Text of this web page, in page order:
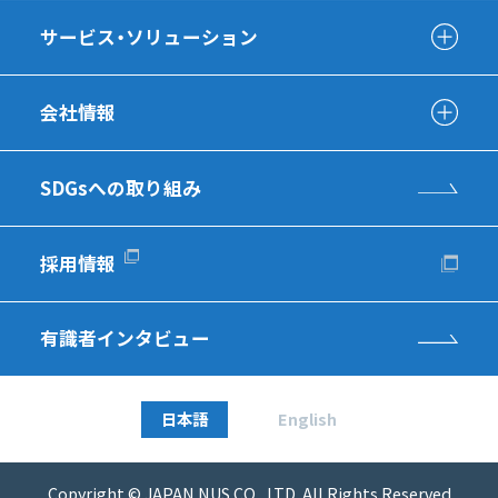
サービス・ソリューション
会社情報
SDGsへの取り組み
採用情報
有識者インタビュー
日本語 English